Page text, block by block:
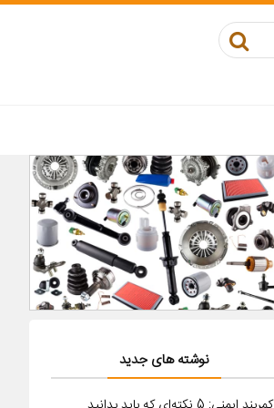
نوشته های جدید